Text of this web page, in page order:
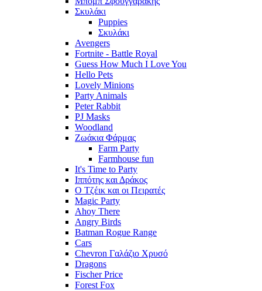
Σκυλάκι
Puppies
Σκυλάκι
Avengers
Fortnite - Battle Royal
Guess How Much I Love You
Hello Pets
Lovely Minions
Party Animals
Peter Rabbit
PJ Masks
Woodland
Ζωάκια Φάρμας
Farm Party
Farmhouse fun
It's Time to Party
Ιππότης και Δράκος
Ο Τζέικ και οι Πειρατές
Magic Party
Ahoy There
Angry Birds
Batman Rogue Range
Cars
Chevron Γαλάζιο Χρυσό
Dragons
Fischer Price
Forest Fox